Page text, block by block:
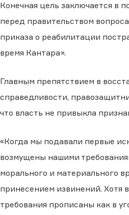
Конечная цель заключается в
перед правительством
приказа о реабилитации
время Кантара».
Главным препятствием в
справедливости,
что власть не привыкла
«Когда мы подавали первые
возмущены нашими
морального и материального
принесением извинений. Хотя
требования прописаны как в